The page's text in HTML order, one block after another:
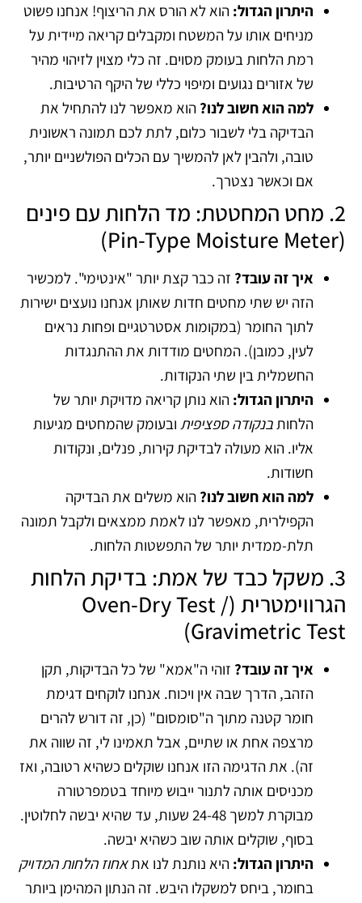
היתרון הגדול: הוא לא הורס את הריצוף! אנחנו פשוט
מניחים אותו על המשטח ומקבלים קריאה מיידית על
רמת הלחות בעומק מסוים. זה כלי מצוין לזיהוי מהיר
של אזורים נגועים ומיפוי כללי של היקף הרטיבות.
למה הוא חשוב לנו? הוא מאפשר לנו להתחיל את
הבדיקה בלי לשבור כלום, לתת לכם תמונה ראשונית
טובה, ולהבין לאן להמשיך עם הכלים הפולשניים יותר,
אם וכאשר נצטרך.
2. מחט המחטטת: מד הלחות עם פינים
(Pin-Type Moisture Meter)
איך זה עובד? זה כבר קצת יותר "אינטימי". למכשיר
הזה יש שתי מחטים חדות שאותן אנחנו נועצים ישירות
לתוך החומר (במקומות אסטרטגיים ופחות נראים
לעין, כמובן). המחטים מודדות את ההתנגדות
החשמלית בין שתי הנקודות.
היתרון הגדול: הוא נותן קריאה מדויקת יותר של
הלחותבנקודה ספציפית ובעומק שהמחטים מגיעות
אליו. הוא מעולה לבדיקת קירות, פנלים, ונקודות
חשודות.
למה הוא חשוב לנו? הוא משלים את הבדיקה
הקפילרית, מאפשר לנו לאמת ממצאים ולקבל תמונה
תלת-ממדית יותר של התפשטות הלחות.
3. משקל כבד של אמת: בדיקת הלחות
הגרווימטרית (Oven-Dry Test /
Gravimetric Test)
איך זה עובד? זוהי ה"אמא" של כל הבדיקות, תקן
הזהב, הדרך שבה אין ויכוח. אנחנו לוקחים דגימת
חומר קטנה מתוך ה"סומסום" (כן, זה דורש להרים
מרצפה אחת או שתיים, אבל תאמינו לי, זה שווה את
זה). את הדגימה הזו אנחנו שוקלים כשהיא רטובה, ואז
מכניסים אותה לתנור ייבוש מיוחד בטמפרטורה
מבוקרת למשך 24-48 שעות, עד שהיא יבשה לחלוטין.
בסוף, שוקלים אותה שוב כשהיא יבשה.
היתרון הגדול: היא נותנת לנו אתאחוז הלחות המדויק
בחומר, ביחס למשקלו היבש. זה הנתון המהימן ביותר